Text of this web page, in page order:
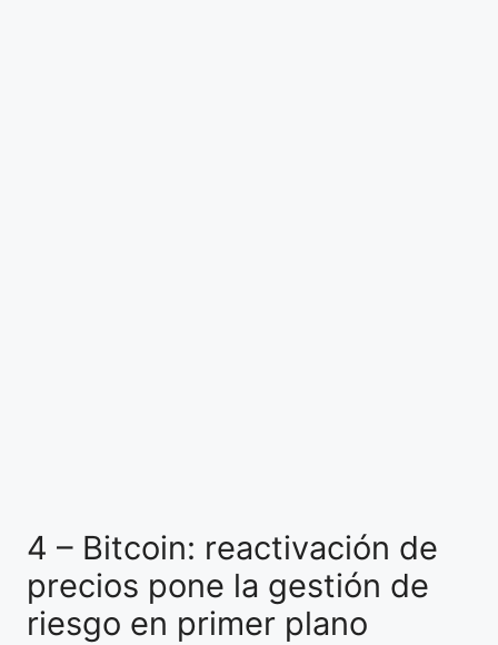
4 – Bitcoin: reactivación de
precios pone la gestión de
riesgo en primer plano